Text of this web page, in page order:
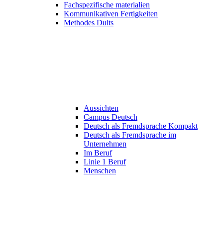
Fachspezifische materialien
Kommunikativen Fertigkeiten
Methodes Duits
Aussichten
Campus Deutsch
Deutsch als Fremdsprache Kompakt
Deutsch als Fremdsprache im
Unternehmen
Im Beruf
Linie 1 Beruf
Menschen